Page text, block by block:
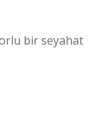
bir seyahat